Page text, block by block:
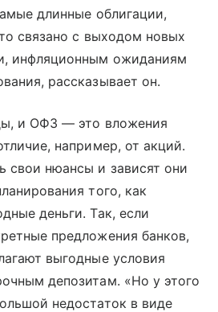
длинные облигации,
связано с выходом новых
инфляционным ожиданиям
рассказывает он.
и ОФЗ — это вложения
например, от акций.
свои нюансы и зависят они
того, как
деньги. Так, если
предложения банков,
выгодные условия
депозитам. «Но у этого
недостаток в виде